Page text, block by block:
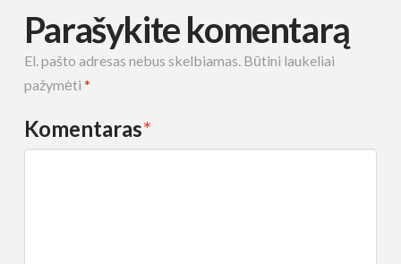
Parašykite komentarą
El. pašto adresas nebus skelbiamas. Būtini laukeliai
pažymėti *
Komentaras*